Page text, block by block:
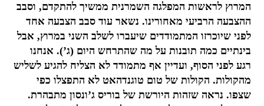
המרוץ לראשות המפלגה השמרנית ממשיך להתקדם, וסבב
ההצבעה הרביעי מאחורינו. נשאר עוד סבב הצבעה אחד
לפני שיוכרזו המתמודדים שיעברו לשלב השני במרוץ, אבל
בינתיים כמה תובנות על מה שהתרחש היום (ג’). אנחנו
רגע לפני הסוף, ועדיין אף מתמודד לא הצליח להגיע לשליש
מהקולות. הקולות של טום טוגנדהאט לא התפצלו כפי
שצפו. נראה שזהות היורשת של בוריס ג’ונסון מתבהרת.